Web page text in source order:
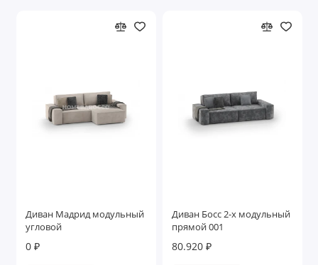
Диван Мадрид модульный
угловой
0 ₽
Диван Босс 2-х модульный
прямой 001
80.920 ₽